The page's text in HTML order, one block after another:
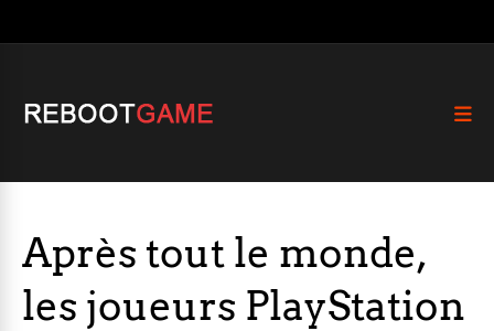
Après tout le monde,
les joueurs PlayStation